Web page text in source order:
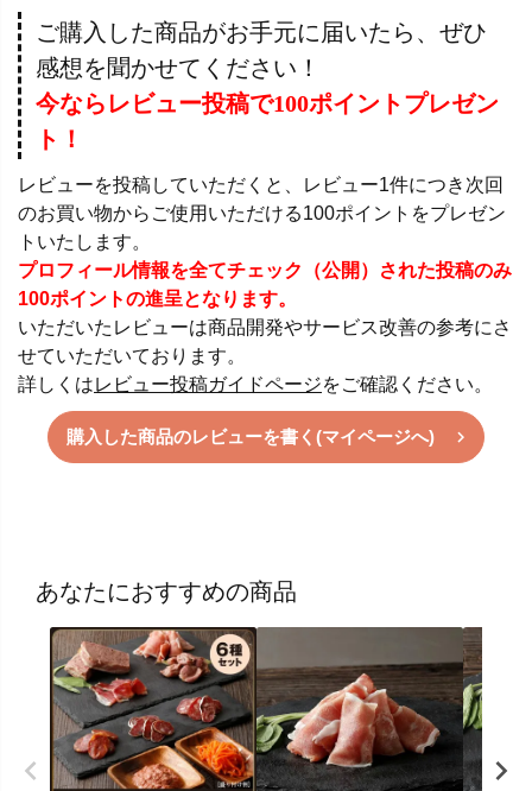
ご購入した商品がお手元に届いたら、ぜひ
感想を聞かせてください！
今ならレビュー投稿で100ポイントプレゼン
ト！
レビューを投稿していただくと、レビュー1件につき次回
のお買い物からご使用いただける100ポイントをプレゼン
トいたします。
プロフィール情報を全てチェック（公開）された投稿のみ
100ポイントの進呈となります。
いただいたレビューは商品開発やサービス改善の参考にさ
せていただいております。
詳しくはレビュー投稿ガイドページをご確認ください。
購入した商品のレビューを書く(マイページへ)
あなたにおすすめの商品